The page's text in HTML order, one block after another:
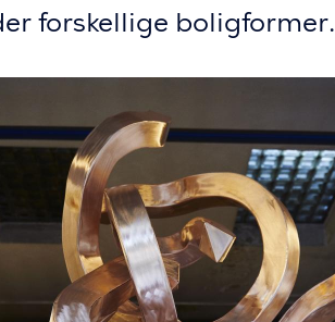
forskellige boligformer.